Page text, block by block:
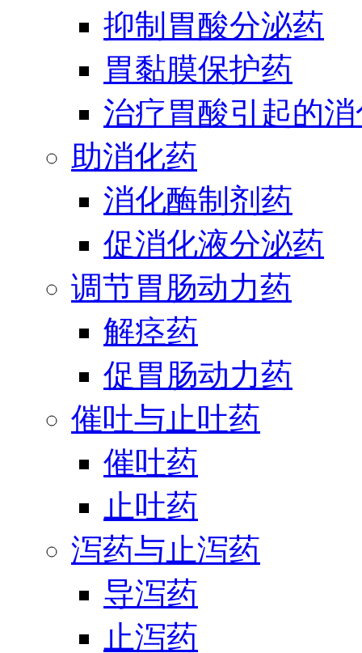
抑制胃酸分泌药
胃黏膜保护药
治疗胃酸引起的
助消化药
消化酶制剂药
促消化液分泌药
调节胃肠动力药
解痉药
促胃肠动力药
催吐与止吐药
催吐药
止吐药
泻药与止泻药
导泻药
止泻药